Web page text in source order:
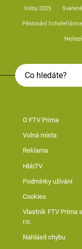
Volby 2025
Pěstování
O FTV Prima
Volná místa
Reklama
HbbTV
Podmínky užívání
Cookies
Vlastník FTV Prima
r.o.
Nahlásit chybu